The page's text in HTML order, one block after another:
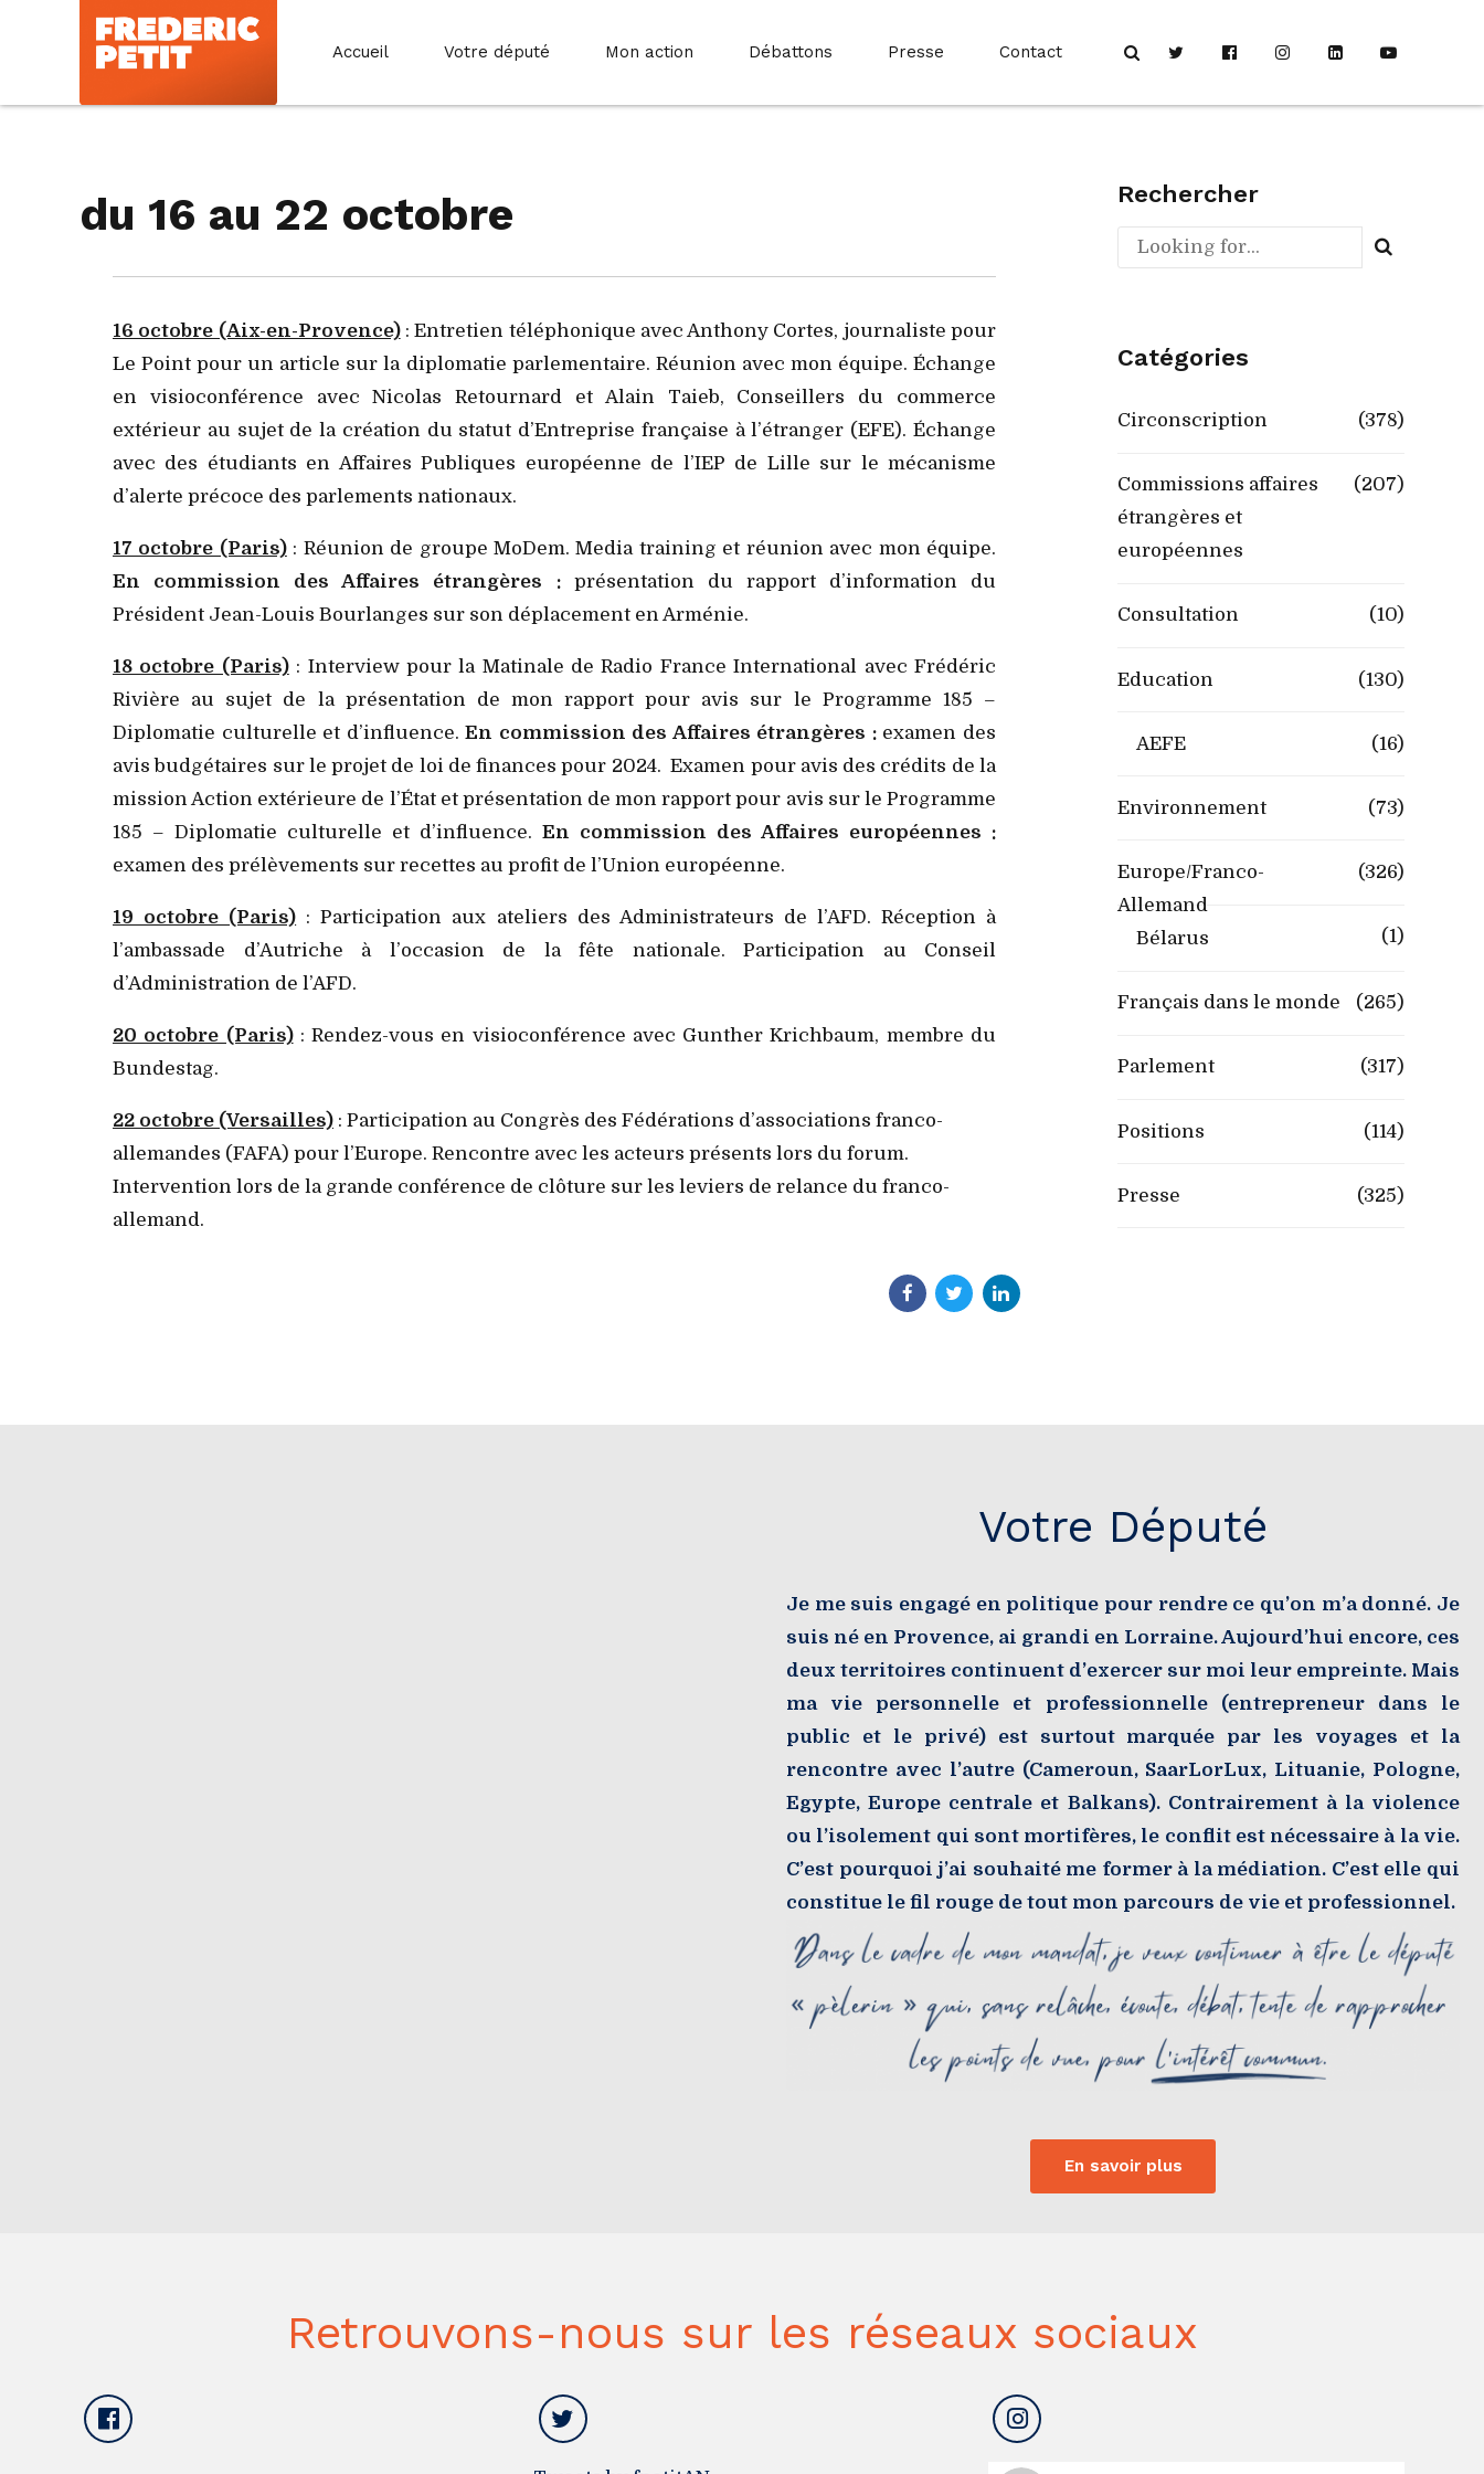
Accueil Votre député Mon action Débattons Presse Contact
du 16 au 22 octobre
16 octobre (Aix-en-Provence): Entretien téléphonique avec Anthony Cortes, journaliste pour
Le Point pour un article sur la diplomatie parlementaire. Réunion avec mon équipe. Échange
en visioconférence avec Nicolas Retournard et Alain Taieb, Conseillers du commerce
extérieur au sujet de la création du statut d’Entreprise française à l’étranger (EFE). Échange
avec des étudiants en Affaires Publiques européenne de l’IEP de Lille sur le mécanisme
d’alerte précoce des parlements nationaux.
17 octobre (Paris): Réunion de groupe MoDem. Media training et réunion avec mon équipe.
En commission des Affaires étrangères :présentation du rapport d’information du
Président Jean-Louis Bourlanges sur son déplacement en Arménie.
18 octobre (Paris): Interview pour la Matinale de Radio France International avec Frédéric
Rivière au sujet de la présentation de mon rapport pour avis sur le Programme 185 –
Diplomatie culturelle et d’influence.En commission des Affaires étrangères :examen des
avis budgétaires sur le projet de loi de finances pour 2024. Examen pour avis des crédits de la
mission Action extérieure de l’État et présentation de mon rapport pour avis sur le Programme
185 – Diplomatie culturelle et d’influence. En commission des Affaires européennes :
examen des prélèvements sur recettes au profit de l’Union européenne.
19 octobre (Paris) : Participation aux ateliers des Administrateurs de l’AFD. Réception à
l’ambassade d’Autriche à l’occasion de la fête nationale. Participation au Conseil
d’Administration de l’AFD.
20 octobre (Paris): Rendez-vous en visioconférence avec Gunther Krichbaum, membre du
Bundestag.
22 octobre (Versailles) : Participation au Congrès des Fédérations d’associations franco-
allemandes (FAFA) pour l’Europe. Rencontre avec les acteurs présents lors du forum.
Intervention lors de la grande conférence de clôture sur les leviers de relance du franco-
allemand.
Rechercher
Catégories
Circonscription (378)
Commissions affaires
étrangères et
européennes
(207)
Consultation (10)
Education (130)
AEFE (16)
Environnement (73)
Europe/Franco-
Allemand
(326)
Bélarus (1)
Français dans le monde (265)
Parlement (317)
Positions (114)
Presse (325)
Votre Député
Je me suis engagé en politique pour rendre ce qu’on m’a donné. Je
suis né en Provence, ai grandi en Lorraine. Aujourd’hui encore, ces
deux territoires continuent d’exercer sur moi leur empreinte. Mais
ma vie personnelle et professionnelle (entrepreneur dans le
public et le privé) est surtout marquée par les voyages et la
rencontre avec l’autre (Cameroun, SaarLorLux, Lituanie, Pologne,
Egypte, Europe centrale et Balkans). Contrairement à la violence
ou l’isolement qui sont mortifères, le conflit est nécessaire à la vie.
C’est pourquoi j’ai souhaité me former à la médiation. C’est elle qui
constitue le fil rouge de tout mon parcours de vie et professionnel.
En savoir plus
Retrouvons-nous sur les réseaux sociaux